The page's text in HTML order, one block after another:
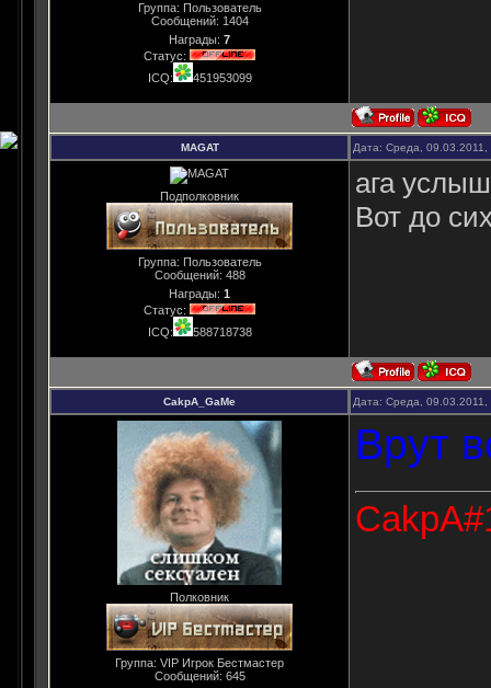
Группа: Пользователь
Сообщений: 1404
Награды: 7
Статус:
ICQ:
451953099
MAGAT Дата: Среда,
Подполковник
Группа: Пользователь
Сообщений: 488
Награды: 1
Статус:
ICQ:
588718738
ага
Вот до
CakpA_GaMe Дата: Среда,
Полковник
Группа: VIP Игрок Бестмастер
Сообщений: 645
Врут